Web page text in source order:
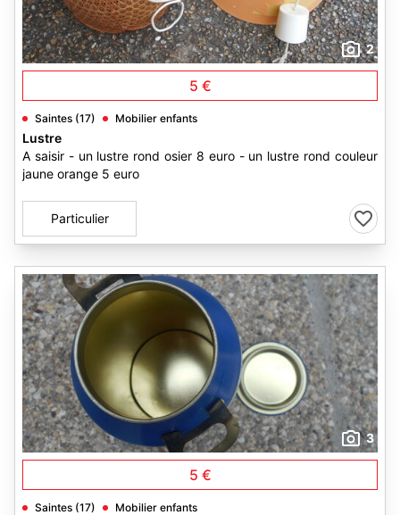
2
5 €
Saintes (17) Mobilier enfants
Lustre
A saisir - un lustre rond osier 8 euro - un lustre rond couleur
jaune orange 5 euro
Particulier
3
5 €
Saintes (17) Mobilier enfants